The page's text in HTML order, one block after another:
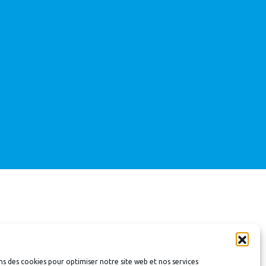
des cookies pour optimiser notre site web et nos services